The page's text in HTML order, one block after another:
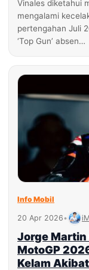
Vinales diketahui
mengalami
pertengahan Juli
‘Top Gun’ absen…
Info Mobil
20 Apr 2026•
Jorge Martin
MotoGP
Kelam